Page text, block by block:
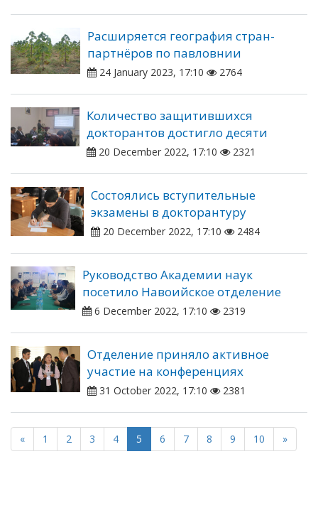
Расширяется география стран-
партнёров по павловнии
24 January 2023, 17:10 2764
Количество защитившихся
докторантов достигло десяти
20 December 2022, 17:10 2321
Состоялись вступительные
экзамены в докторантуру
20 December 2022, 17:10 2484
Руководство Академии наук
посетило Навоийское отделение
6 December 2022, 17:10 2319
Отделение приняло активное
участие на конференциях
31 October 2022, 17:10 2381
« 1 2 3 4 5 6 7 8 9 10 »